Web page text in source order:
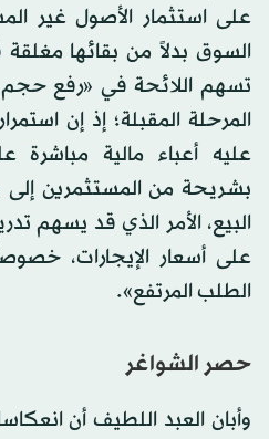
على استثمار الأصول غير
السوق بدلاً من بقائها
تسهم اللائحة في «رفع حجم
المرحلة المقبلة؛ إذ إن
عليه أعباء مالية مباشرة
بشريحة من المستثمرين إلى
البيع، الأمر الذي قد يسهم
على أسعار الإيجارات،
الطلب المرتفع».
حصر الشواغر
وأبان العبد اللطيف أن